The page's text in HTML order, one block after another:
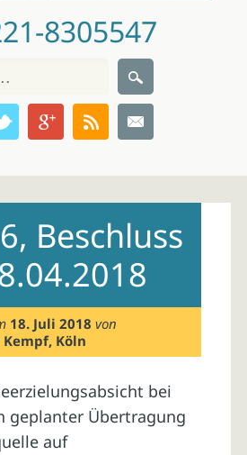
8305547
Beschluss
18. Juli 2018 von
Köln
bei
geplanter Übertragung
auf